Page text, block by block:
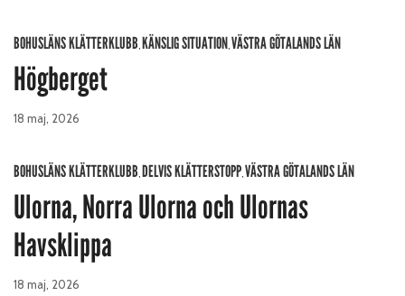
BOHUSLÄNS KLÄTTERKLUBB,KÄNSLIG SITUATION,VÄSTRA GÖTALANDS LÄN
Högberget
18 maj, 2026
BOHUSLÄNS KLÄTTERKLUBB,DELVIS KLÄTTERSTOPP,VÄSTRA GÖTALANDS LÄN
Ulorna, Norra Ulorna och Ulornas
Havsklippa
18 maj, 2026